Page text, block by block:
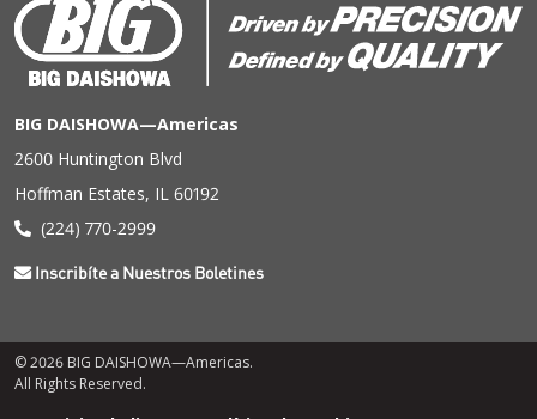
BIG DAISHOWA—Americas
2600 Huntington Blvd
Hoffman Estates, IL 60192
(224) 770-2999
Inscribíte a Nuestros Boletines
© 2026 BIG DAISHOWA—Americas.
All Rights Reserved.